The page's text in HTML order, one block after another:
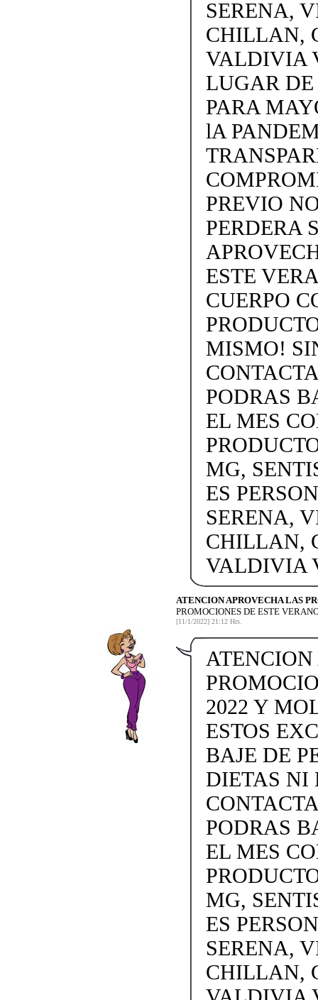
SERENA,
CHILLAN,
VALDIVIA
LUGAR
PARA
lA
PREVIO
PERDERA
ESTE
CUERPO
MISMO!
PODRAS
EL MES
MG,
ES
SERENA,
CHILLAN,
VALDIVIA
ATENCION APROVECHA LAS
PROMOCIONES DE ESTE
[11/1/2022] 21:12 Hrs.
2022 Y
ESTOS
BAJE DE
DIETAS NI
PODRAS
EL MES
MG,
ES
SERENA,
CHILLAN,